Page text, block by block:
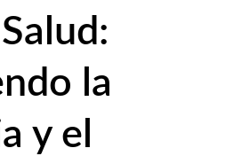
la
y el